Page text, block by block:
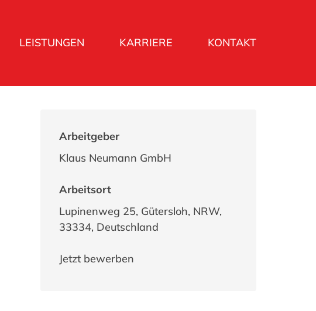
LEISTUNGEN KARRIERE KONTAKT
Arbeitgeber
Klaus Neumann GmbH
Arbeitsort
Lupinenweg 25, Gütersloh, NRW,
33334, Deutschland
Jetzt bewerben